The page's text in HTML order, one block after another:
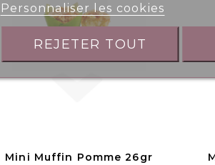
Mini Muffin Pomme 26gr
Personnaliser les cookies
REJETER TOUT